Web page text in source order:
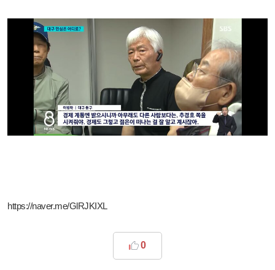
https://naver.me/GlRJKIXL
0